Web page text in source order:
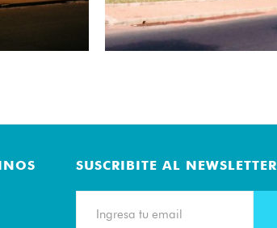
SUSCRIBITE AL NEWSLETTER